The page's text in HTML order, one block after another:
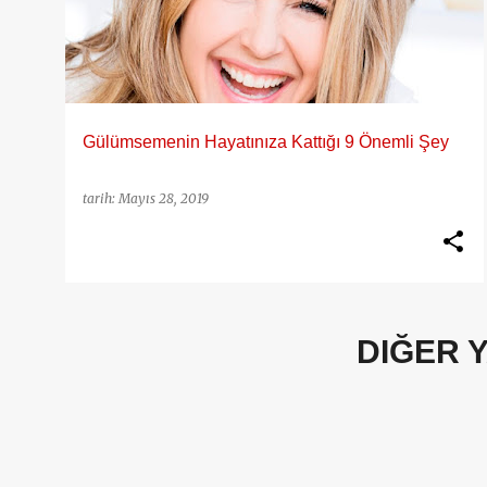
t
Gülümsemenin Hayatınıza Kattığı 9 Önemli Şey
tarih:Mayıs 28, 2019
DIĞER